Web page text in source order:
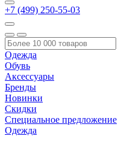
+7 (499) 250-55-03
Одежда
Обувь
Аксессуары
Бренды
Новинки
Скидки
Специальное предложение
Одежда